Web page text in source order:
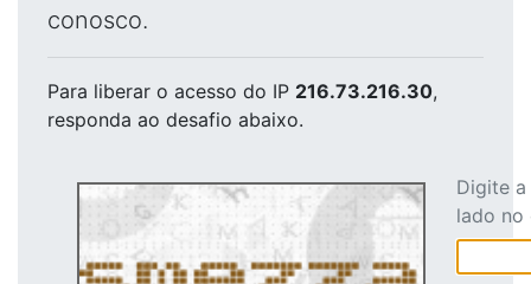
conosco.
Para liberar o acesso do IP 216.73.216.30,
responda ao desafio abaixo.
Digite
lado no